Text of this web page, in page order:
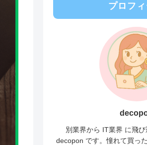
プロフ
別業界から IT業界 に飛び
decopon です。憧れて買っ